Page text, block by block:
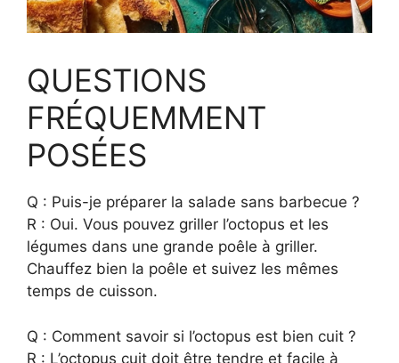
QUESTIONS
FRÉQUEMMENT
POSÉES
Q : Puis-je préparer la salade sans barbecue ?
R : Oui. Vous pouvez griller l’octopus et les
légumes dans une grande poêle à griller.
Chauffez bien la poêle et suivez les mêmes
temps de cuisson.
Q : Comment savoir si l’octopus est bien cuit ?
R : L’octopus cuit doit être tendre et facile à